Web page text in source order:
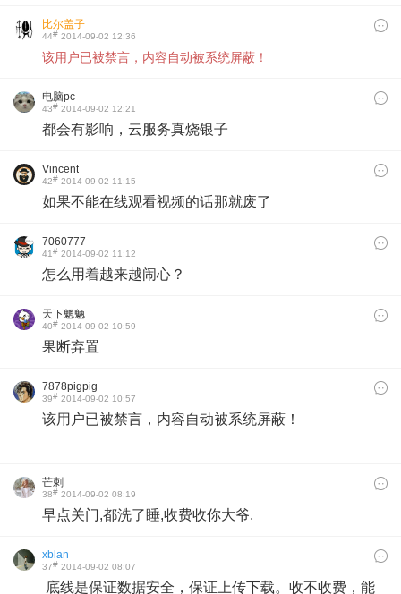
比尔盖子
44# 2014-09-02 12:36
该用户已被禁言，内容自动被系统屏蔽！
电脑pc
43# 2014-09-02 12:21
都会有影响，云服务真烧银子
Vincent
42# 2014-09-02 11:15
如果不能在线观看视频的话那就废了
7060777
41# 2014-09-02 11:12
怎么用着越来越闹心？
天下魍魉
40# 2014-09-02 10:59
果断弃置
7878pigpig
39# 2014-09-02 10:57
该用户已被禁言，内容自动被系统屏蔽！
芒刺
38# 2014-09-02 08:19
早点关门,都洗了睡,收费收你大爷.
xblan
37# 2014-09-02 08:07
底线是保证数据安全，保证上传下载。收不收费，能